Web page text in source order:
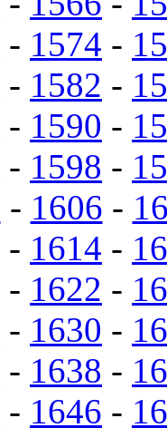
- 1574 -
- 1582 -
- 1590 -
- 1598 -
- 1606 -
- 1614 -
- 1622 -
- 1630 -
- 1638 -
- 1646 -